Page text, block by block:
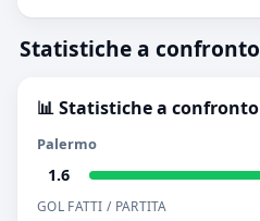
Statistiche a confronto
📊 Statistiche a confronto
Palermo
1.6
GOL FATTI / PARTITA